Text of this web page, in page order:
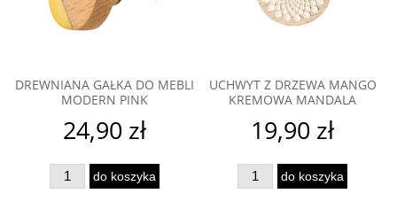
DREWNIANA GAŁKA DO MEBLI
MODERN PINK
24,90 zł
do koszyka
UCHWYT Z DRZEWA MANGO
KREMOWA MANDALA
19,90 zł
do koszyka